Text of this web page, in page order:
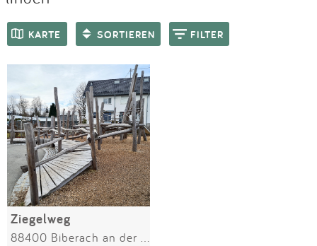
Anmelden
KARTE SORTIEREN FILTER
Ziegelweg
88400 Biberach an der Riß